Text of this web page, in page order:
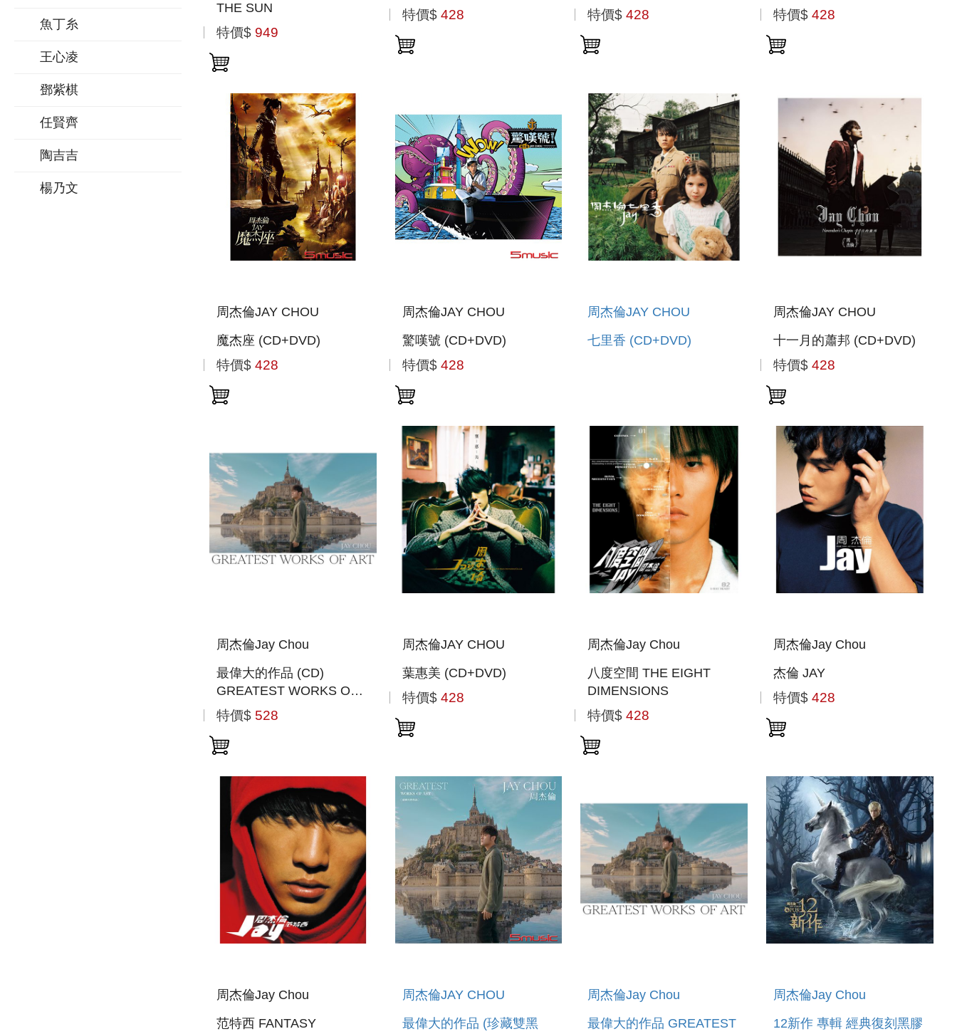
魚丁糸
王心凌
鄧紫棋
任賢齊
陶吉吉
楊乃文
THE SUN
特價$ 949
特價$ 428 特價$ 428 特價$ 428
周杰倫JAY CHOU
魔杰座 (CD+DVD)
特價$ 428
周杰倫JAY CHOU
驚嘆號 (CD+DVD)
特價$ 428
周杰倫JAY CHOU
七里香 (CD+DVD)
周杰倫JAY CHOU
十一月的蕭邦 (CD+DVD)
特價$ 428
周杰倫Jay Chou
最偉大的作品 (CD)
GREATEST WORKS OF
ART
特價$ 528
周杰倫JAY CHOU
葉惠美 (CD+DVD)
特價$ 428
周杰倫Jay Chou
八度空間 THE EIGHT
DIMENSIONS
特價$ 428
周杰倫Jay Chou
杰倫 JAY
特價$ 428
周杰倫Jay Chou
范特西 FANTASY
周杰倫JAY CHOU
最偉大的作品 (珍藏雙黑
周杰倫Jay Chou
最偉大的作品 GREATEST
周杰倫Jay Chou
12新作 專輯 經典復刻黑膠